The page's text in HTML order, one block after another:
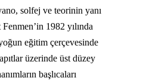
solfej ve teorinin yanı
1982 yılında
eğitim çerçevesinde
üzerinde üst düzey
başlıcaları